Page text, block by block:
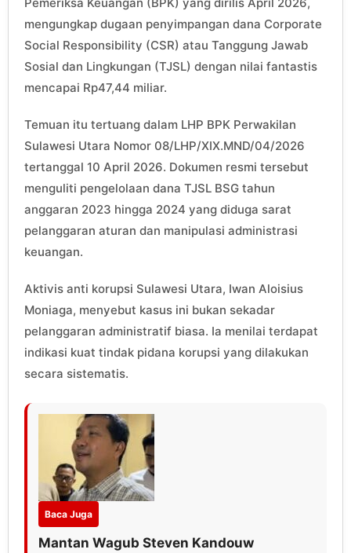
mengungkap dugaan penyimpangan dana Corporate
Social Responsibility (CSR) atau Tanggung Jawab
Sosial dan Lingkungan (TJSL) dengan nilai fantastis
mencapai Rp47,44 miliar.
Temuan itu tertuang dalam LHP BPK Perwakilan
Sulawesi Utara Nomor 08/LHP/XIX.MND/04/2026
tertanggal 10 April 2026. Dokumen resmi tersebut
menguliti pengelolaan dana TJSL BSG tahun
anggaran 2023 hingga 2024 yang diduga sarat
pelanggaran aturan dan manipulasi administrasi
keuangan.
Aktivis anti korupsi Sulawesi Utara, Iwan Aloisius
Moniaga, menyebut kasus ini bukan sekadar
pelanggaran administratif biasa. Ia menilai terdapat
indikasi kuat tindak pidana korupsi yang dilakukan
secara sistematis.
Baca Juga
Mantan Wagub Steven Kandouw